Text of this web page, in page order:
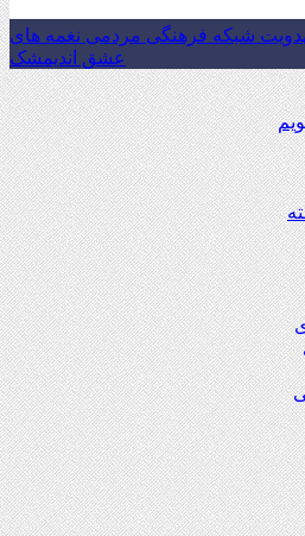
شبکه فرهنگی مردمی نغمه های
عشق اندیمشک